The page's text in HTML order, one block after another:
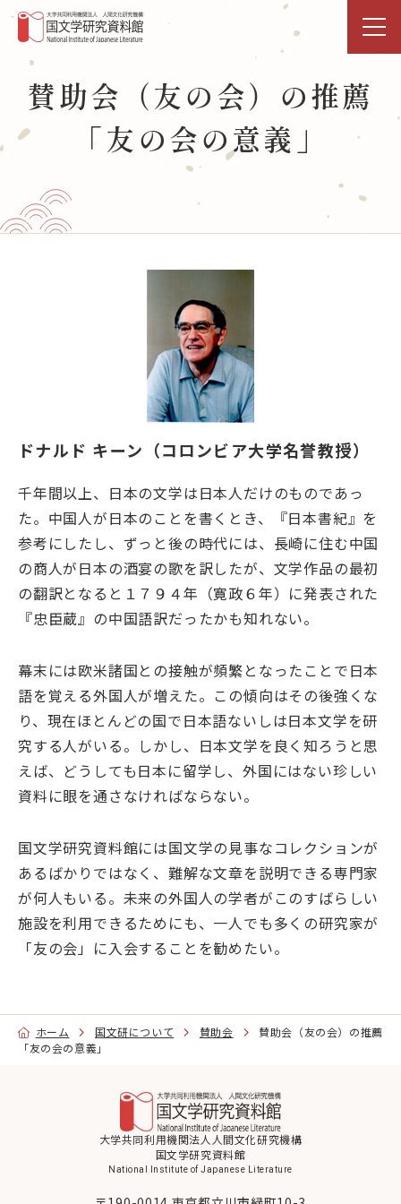
トップページ
研究活動・共同利用
展示・イベント
古典デジラボ お知らせ
お問い合わせ アクセス
English 当サイトについて
目的別ナビ
賛助会（友の会）の推薦
「友の会の意義」
ドナルド キーン（コロンビア大学名誉教授）
千年間以上、日本の文学は日本人だけのものであっ
た。中国人が日本のことを書くとき、『日本書紀』を
参考にしたし、ずっと後の時代には、長崎に住む中国
の商人が日本の酒宴の歌を訳したが、文学作品の最初
の翻訳となると１７９４年（寛政６年）に発表された
『忠臣蔵』の中国語訳だったかも知れない。
幕末には欧米諸国との接触が頻繁となったことで日本
語を覚える外国人が増えた。この傾向はその後強くな
り、現在ほとんどの国で日本語ないしは日本文学を研
究する人がいる。しかし、日本文学を良く知ろうと思
えば、どうしても日本に留学し、外国にはない珍しい
資料に眼を通さなければならない。
国文学研究資料館には国文学の見事なコレクションが
あるばかりではなく、難解な文章を説明できる専門家
が何人もいる。未来の外国人の学者がこのすばらしい
施設を利用できるためにも、一人でも多くの研究家が
「友の会」に入会することを勧めたい。
ホーム 国文研について 賛助会
賛助会（友の会）の推薦
「友の会の意義」
大学共同利用機関法人人間文化研究機構
国文学研究資料館
National Institute of Japanese Literature